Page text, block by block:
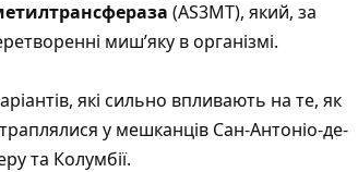
(AS3MT), який, за
миш’яку в організмі.
які сильно впливають на те, як
у мешканців Сан-Антоніо-де-
та Колумбії.